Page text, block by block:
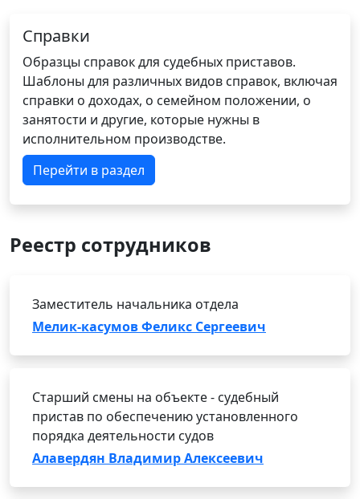
Справки
Образцы справок для судебных приставов.
Шаблоны для различных видов справок, включая
справки о доходах, о семейном положении, о
занятости и другие, которые нужны в
исполнительном производстве.
Перейти в раздел
Реестр сотрудников
Заместитель начальника отдела
Мелик-касумов Феликс Сергеевич
Старший смены на объекте - судебный
пристав по обеспечению установленного
порядка деятельности судов
Алавердян Владимир Алексеевич